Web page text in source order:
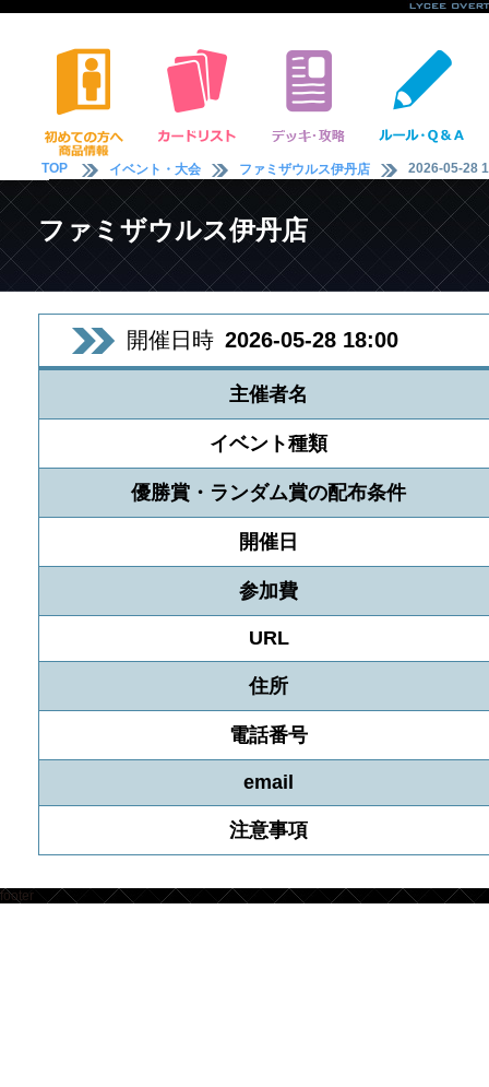
TOP イベント・大会 ファミザウルス伊丹店 2026-05-28
ファミザウルス伊丹店
開催日時 2026-05-28 18:00
主催者名
イベント種類
優勝賞・ランダム賞の配布条件
開催日
参加費
URL
住所
電話番号
email
注意事項
footer